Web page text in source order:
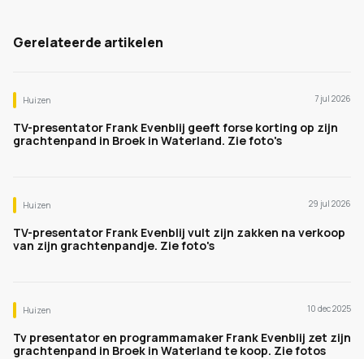
Gerelateerde artikelen
Huizen 7 jul 2026
TV-presentator Frank Evenblij geeft forse korting op zijn
grachtenpand in Broek in Waterland. Zie foto's
Huizen 29 jul 2026
TV-presentator Frank Evenblij vult zijn zakken na verkoop
van zijn grachtenpandje. Zie foto's
Huizen 10 dec 2025
Tv presentator en programmamaker Frank Evenblij zet zijn
grachtenpand in Broek in Waterland te koop. Zie fotos